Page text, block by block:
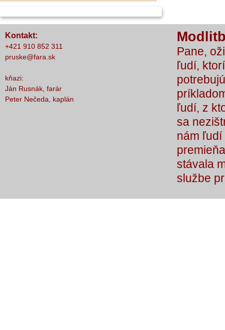
mamičku a prosím aj za Teba, Pane Bože,
nič nestalo, lebo čo by sme si bez Teba
počali?
Kontakt:
+421 910 852 311
pruske@fara.sk
kňazi:
Ján Rusnák, farár
Peter Nečeda, kaplán
Pane,
ľudí,
ľudí, z
sa
nám
stávala
službe